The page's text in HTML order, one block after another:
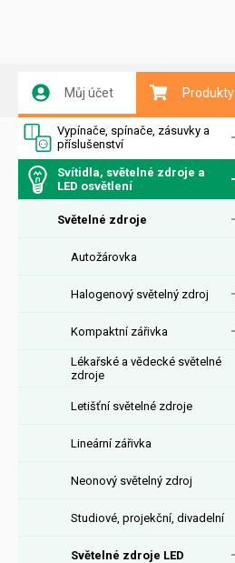
Můj účet Produkty
Vypínače, spínače, zásuvky a
příslušenství
Svítidla, světelné zdroje a
LED osvětlení
Světelné zdroje
Autožárovka
Halogenový světelný zdroj
Kompaktní zářivka
Lékařské a vědecké světelné
zdroje
Letišťní světelné zdroje
Lineární zářivka
Neonový světelný zdroj
Studiové, projekční, divadelní
Světelné zdroje LED